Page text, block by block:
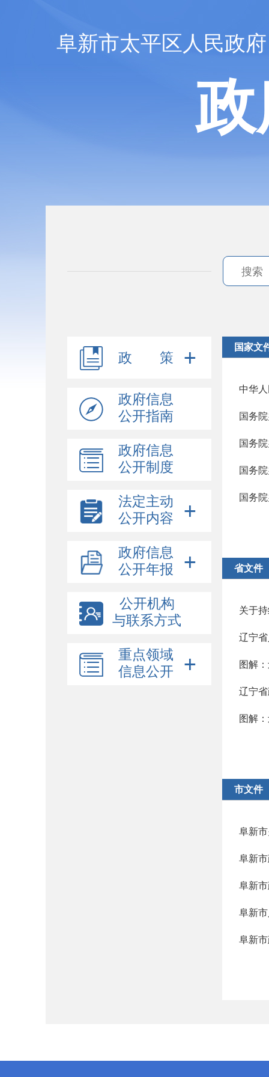
阜新市太平区人民政府
政 策
政府信息
公开指南
政府信息
公开制度
法定主动
公开内容
政府信息
公开年报
公开机构
与联系方式
重点领域
信息公开
国家文
中华
国务
国务
国务
省文件
关于
辽宁
图解
辽宁
图解
市文件
阜新
阜新
阜新
阜新